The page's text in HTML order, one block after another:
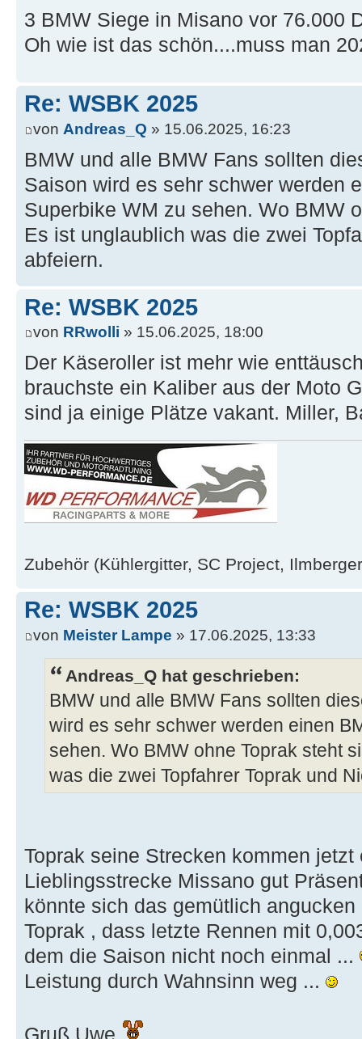
3 BMW Siege in Misano vor 76.000
Oh wie ist das schön....muss man
Re: WSBK 2025
von Andreas_Q » 15.06.2025, 16:23
BMW und alle BMW Fans sollten
Saison wird es sehr schwer werden
Superbike WM zu sehen. Wo BMW
Es ist unglaublich was die zwei
abfeiern.
Re: WSBK 2025
von RRwolli » 15.06.2025, 18:00
Der Käseroller ist mehr wie
brauchste ein Kaliber aus der Moto
sind ja einige Plätze vakant. Miller,
Zubehör (Kühlergitter, SC Project,
Re: WSBK 2025
von Meister Lampe » 17.06.2025, 13:33
Andreas_Q hat geschrieben:
BMW und alle BMW Fans sollten
wird es sehr schwer werden einen
sehen. Wo BMW ohne Toprak steht
was die zwei Topfahrer Toprak und
Toprak seine Strecken kommen
Lieblingsstrecke Missano gut
könnte sich das gemütlich
Toprak , dass letzte Rennen mit
dem die Saison nicht noch einmal ...
Leistung durch Wahnsinn weg ...
Gruß Uwe